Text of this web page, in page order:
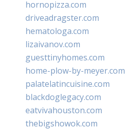
hornopizza.com
driveadragster.com
hematologa.com
lizaivanov.com
guesttinyhomes.com
home-plow-by-meyer.com
palatelatincuisine.com
blackdoglegacy.com
eatvivahouston.com
thebigshowok.com